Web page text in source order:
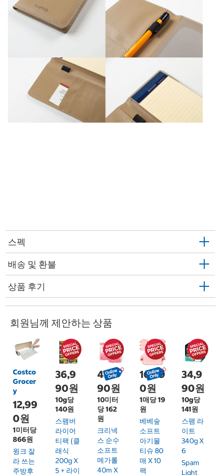
스펙
배송 및 환불
상품 후기
회원님께 제안하는 상품
Costco
Grocer
y
12,99
0원
1미터당
866원
윙크 잘
라 쓰는
주방후
36,9
90원
10g당
140원
스팸버
라이어
티팩 (클
래식
200g X
5 + 라이
49,9
90원
10미터
당 162
원
크리넥
스 순수
소프트
메가롤
40m X
16,99
0원
1매당 19
원
베베숲
소프트
아기물
티슈 80
매 X 10
팩
34,9
90원
10g당
141원
스팸 라
이트
340g X
6
Spam
Light